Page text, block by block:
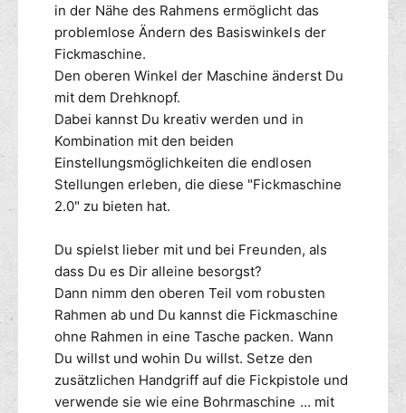
in der Nähe des Rahmens ermöglicht das
problemlose Ändern des Basiswinkels der
Fickmaschine.
Den oberen Winkel der Maschine änderst Du
mit dem Drehknopf.
Dabei kannst Du kreativ werden und in
Kombination mit den beiden
Einstellungsmöglichkeiten die endlosen
Stellungen erleben, die diese "Fickmaschine
2.0" zu bieten hat.
Du spielst lieber mit und bei Freunden, als
dass Du es Dir alleine besorgst?
Dann nimm den oberen Teil vom robusten
Rahmen ab und Du kannst die Fickmaschine
ohne Rahmen in eine Tasche packen. Wann
Du willst und wohin Du willst. Setze den
zusätzlichen Handgriff auf die Fickpistole und
verwende sie wie eine Bohrmaschine … mit